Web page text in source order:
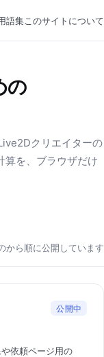
語集このサイトについて
の
クリエイターの
算を、ブラウザだけ
から順に公開しています
公開中
依頼ページ用の